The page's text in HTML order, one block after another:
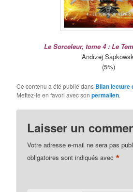
Le Sorceleur, tome 4 : Le
Andrzej
(5%)
Ce contenu a été publié dans Bilan lecture
Mettez-le en favori avec sonpermalien.
Laisser un
Votre adresse e-mail ne sera pas
obligatoires sont indiqués avec*